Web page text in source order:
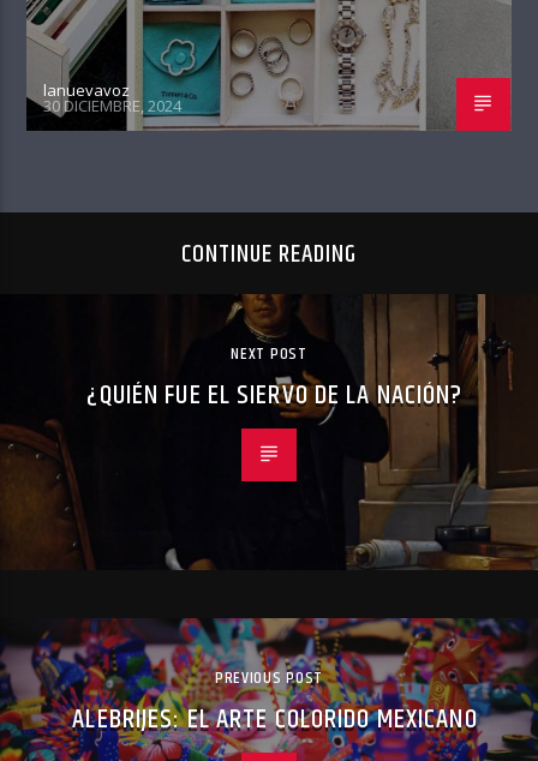
lanuevavoz
30 DICIEMBRE, 2024
CONTINUE READING
NEXT POST
¿QUIÉN FUE EL SIERVO DE LA NACIÓN?
PREVIOUS POST
ALEBRIJES: EL ARTE COLORIDO MEXICANO